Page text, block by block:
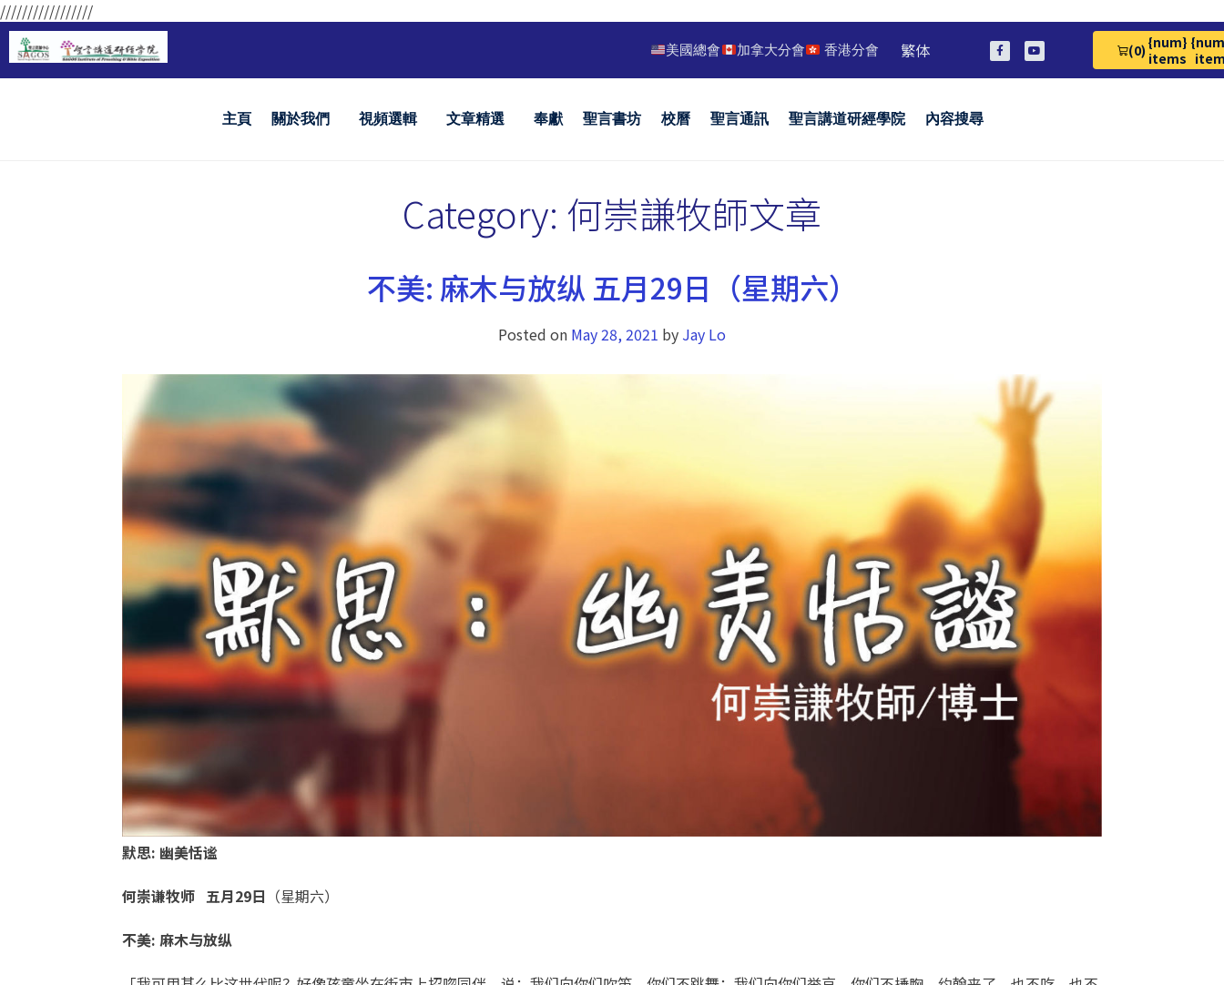
/////////////////
美國總會 加拿大分會 香港分會 繁体 (0)
View Cart 0
{num}
items
主頁 關於我們 視頻選輯 文章精選 奉獻 聖言書坊 校曆 聖言通訊 聖言講道研經學院 內容搜尋
Category: 何崇謙牧師文章
不美: 麻木与放纵 五月29日（星期六）
Posted on May 28, 2021 by Jay Lo
默思: 幽美恬谧
何崇谦牧师 五月29日 （星期六）
不美: 麻木与放纵